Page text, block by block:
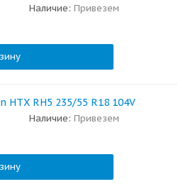
Наличие: Привезем
HTX RH5 235/55 R18 104V
Наличие: Привезем